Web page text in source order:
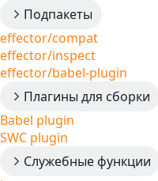
Подпакеты
effector/compat
effector/inspect
effector/babel-plugin
Плагины для сборки
Babel plugin
SWC plugin
Служебные функции